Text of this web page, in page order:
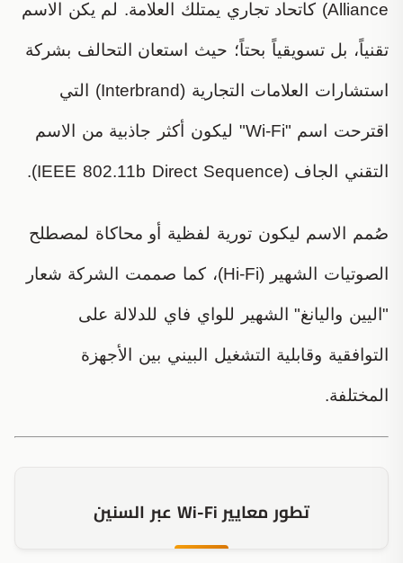
Alliance) كاتحاد تجاري يمتلك العلامة. لم يكن الاسم
تقنياً، بل تسويقياً بحتاً؛ حيث استعان التحالف بشركة
استشارات العلامات التجارية (Interbrand) التي
اقترحت اسم "Wi-Fi" ليكون أكثر جاذبية من الاسم
التقني الجاف (IEEE 802.11b Direct Sequence).
صُمم الاسم ليكون تورية لفظية أو محاكاة لمصطلح
الصوتيات الشهير (Hi-Fi)، كما صممت الشركة شعار
"اليين واليانغ" الشهير للواي فاي للدلالة على
التوافقية وقابلية التشغيل البيني بين الأجهزة
المختلفة.
تطور معايير Wi-Fi عبر السنين